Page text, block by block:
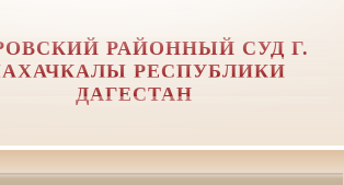
РАЙОННЫЙ СУД Г.
РЕСПУБЛИКИ
ДАГЕСТАН